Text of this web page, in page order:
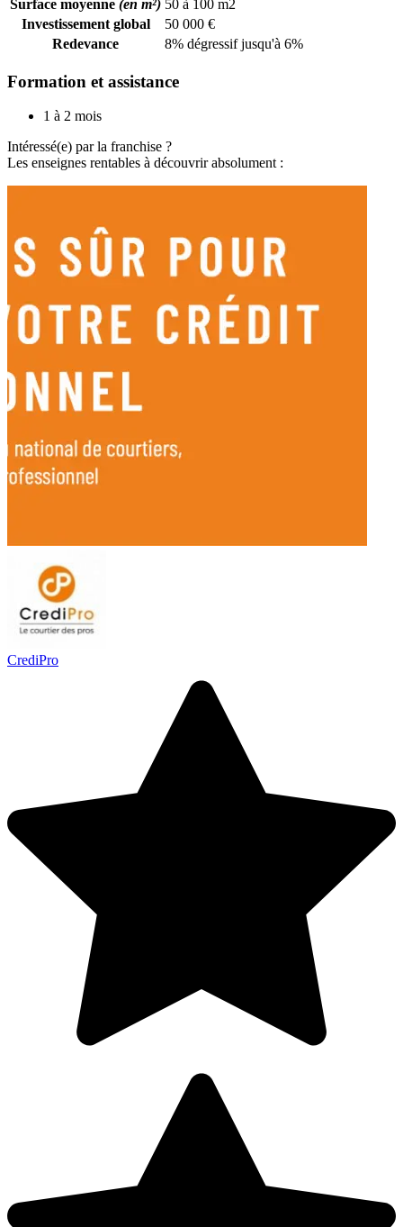
Surface moyenne (en m²) 50 à 100 m2
Investissement global
50 000 €
Redevance
8% dégressif jusqu'à 6%
Formation et assistance
1 à 2 mois
Intéressé(e) par la franchise ?
Les enseignes rentables à découvrir absolument :
CrediPro